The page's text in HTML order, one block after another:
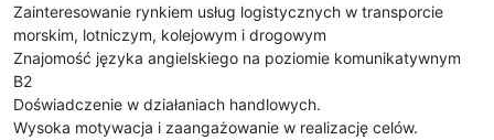
Zainteresowanie rynkiem usług logistycznych w transporcie
morskim, lotniczym, kolejowym i drogowym
Znajomość języka angielskiego na poziomie komunikatywnym
B2
Doświadczenie w działaniach handlowych.
Wysoka motywacja i zaangażowanie w realizację celów.